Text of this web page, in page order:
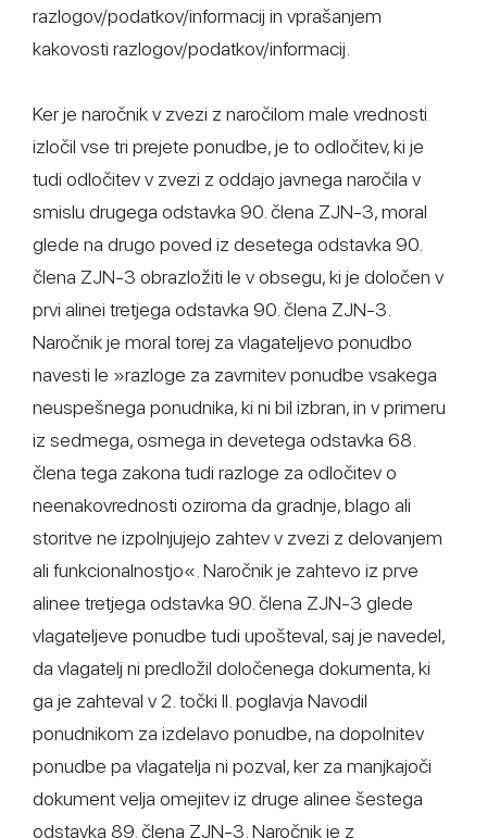
razlogov/podatkov/informacij in vprašanjem
kakovosti razlogov/podatkov/informacij.
Ker je naročnik v zvezi z naročilom male vrednosti
izločil vse tri prejete ponudbe, je to odločitev, ki je
tudi odločitev v zvezi z oddajo javnega naročila v
smislu drugega odstavka 90. člena ZJN-3, moral
glede na drugo poved iz desetega odstavka 90.
člena ZJN-3 obrazložiti le v obsegu, ki je določen v
prvi alinei tretjega odstavka 90. člena ZJN-3.
Naročnik je moral torej za vlagateljevo ponudbo
navesti le »razloge za zavrnitev ponudbe vsakega
neuspešnega ponudnika, ki ni bil izbran, in v primeru
iz sedmega, osmega in devetega odstavka 68.
člena tega zakona tudi razloge za odločitev o
neenakovrednosti oziroma da gradnje, blago ali
storitve ne izpolnjujejo zahtev v zvezi z delovanjem
ali funkcionalnostjo«. Naročnik je zahtevo iz prve
alinee tretjega odstavka 90. člena ZJN-3 glede
vlagateljeve ponudbe tudi upošteval, saj je navedel,
da vlagatelj ni predložil določenega dokumenta, ki
ga je zahteval v 2. točki II. poglavja Navodil
ponudnikom za izdelavo ponudbe, na dopolnitev
ponudbe pa vlagatelja ni pozval, ker za manjkajoči
dokument velja omejitev iz druge alinee šestega
odstavka 89. člena ZJN-3. Naročnik je z